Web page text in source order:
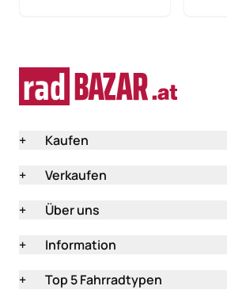
+
Kaufen
+
Verkaufen
+
Über uns
+
Information
+
Top 5 Fahrradtypen